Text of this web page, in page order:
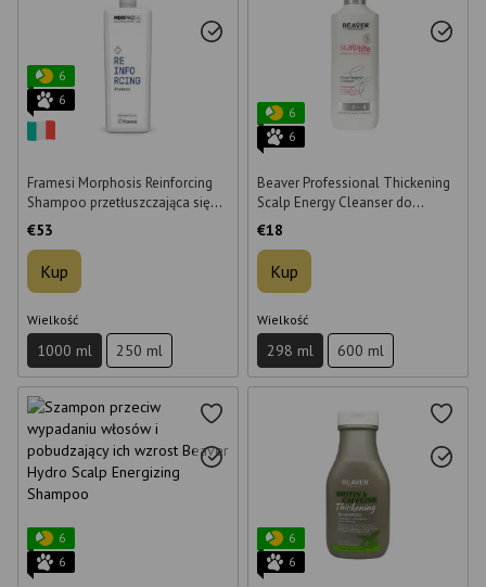
6
6
Framesi Morphosis Reinforcing
Shampoo przetłuszczająca się
skóra głowy 1 L
€53
Kup
Wielkość
1000 ml 250 ml
6
6
Beaver Professional Thickening
Scalp Energy Cleanser do
zagęszczania włosów i
ml
€18
Kup
Wielkość
298 ml 600 ml
6
6
6
6